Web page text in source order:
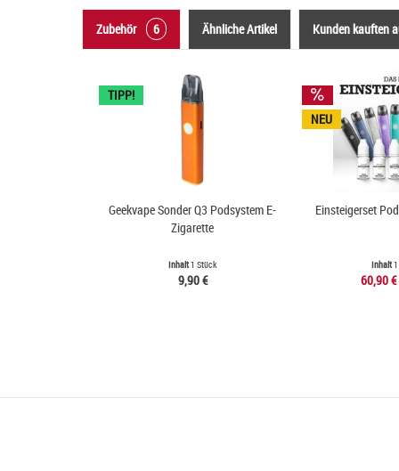
Zubehör 6 Ähnliche Artikel Kunden kauften
TIPP!
Geekvape Sonder Q3 Podsystem E-
Zigarette
Inhalt1 Stück
9,90 €
NEU
Einsteigerset
Inhalt
60,90 €